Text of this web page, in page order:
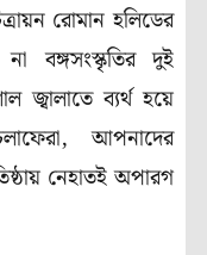
রোমান হলিডের
বঙ্গসংস্কৃতির দুই
জ্বালাতে ব্যর্থ হয়ে
,আপনাদের
নেহাতই অপারগ